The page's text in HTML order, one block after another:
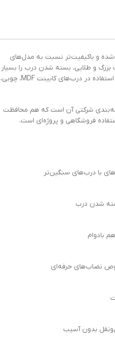
تقویت‌شده و باکیفیت‌تر نسبت به مدل‌های
بزرگ و طلایی، بسته شدن درب را بسیار
نرم و بی‌صدا انجام می‌دهد و مناسب استفاده در درب‌های کابینت MDF، چوبی،
شرکتی آن است که هم محافظت
فروشگاهی و پروژه‌ای است.
با درب‌های سنگین‌تر
شدن درب
بادوام
نصاب‌های حرفه‌ای
بدون آسیب